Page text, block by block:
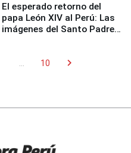
El esperado retorno del
papa León XIV al Perú: Las
imágenes del Santo Padre
10 chevron_right